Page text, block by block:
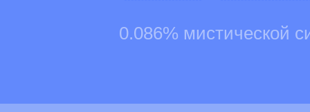
0.086% мистической